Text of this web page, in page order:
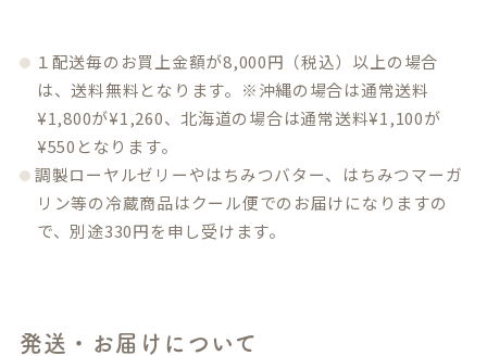
１配送毎のお買上金額が8,000円（税込）以上の場合
は、送料無料となります。※沖縄の場合は通常送料
¥1,800が¥1,260、北海道の場合は通常送料¥1,100が
¥550となります。
調製ローヤルゼリーやはちみつバター、はちみつマーガ
リン等の冷蔵商品はクール便でのお届けになりますの
で、別途330円を申し受けます。
発送・お届けについて